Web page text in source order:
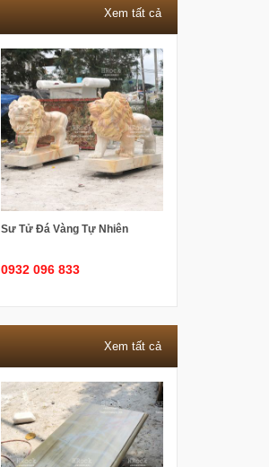
Xem tất cả
Sư Tử Đá Vàng Tự Nhiên
0932 096 833
Xem tất cả